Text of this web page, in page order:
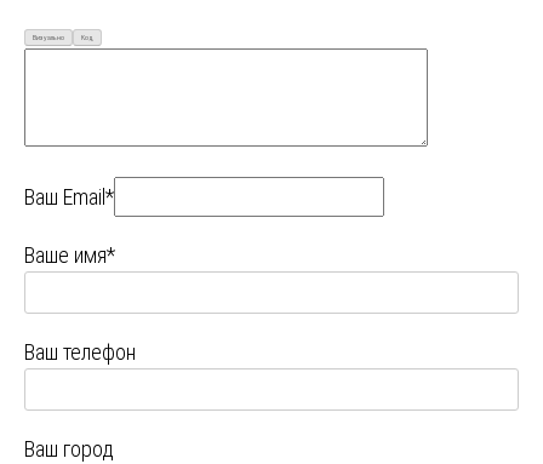
Визуально Код
Ваш Email*
Ваше имя*
Ваш телефон
Ваш город